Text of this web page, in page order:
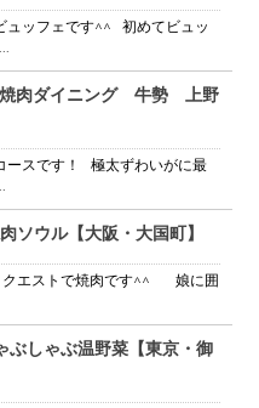
ュッフェです^^ 初めてビュッ
焼肉ダイニング 牛勢 上野
ースです！ 極太ずわいがに最
ソウル【大阪・大国町】
クエストで焼肉です^^ 娘に囲
ぶしゃぶ温野菜【東京・御